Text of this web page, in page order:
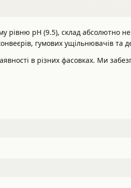
pH (9.5), склад абсолютно не
гумових ущільнювачів та
в різних фасовках. Ми